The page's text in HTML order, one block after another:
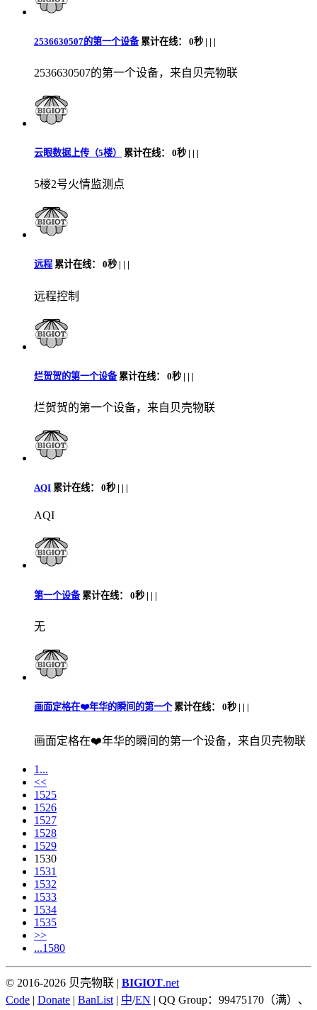
2536630507的第一个设备累计在线： 0秒 | | |
2536630507的第一个设备，来自贝壳物联
云眼数据上传（5楼） 累计在线： 0秒 | | |
5楼2号火情监测点
远程 累计在线： 0秒 | | |
远程控制
烂贺贺的第一个设备累计在线： 0秒 | | |
烂贺贺的第一个设备，来自贝壳物联
AQI 累计在线： 0秒 | | |
AQI
第一个设备累计在线： 0秒 | | |
无
画面定格在❤️年华的瞬间的第一个累计在线： 0秒 | | |
画面定格在❤️年华的瞬间的第一个设备，来自贝壳物联
1...
<<
1525
1526
1527
1528
1529
1530
1531
1532
1533
1534
1535
>>
...1580
© 2016-2026 贝壳物联 | BIGIOT.net
Code | Donate | BanList | 中/EN | QQ Group：99475170（满）、